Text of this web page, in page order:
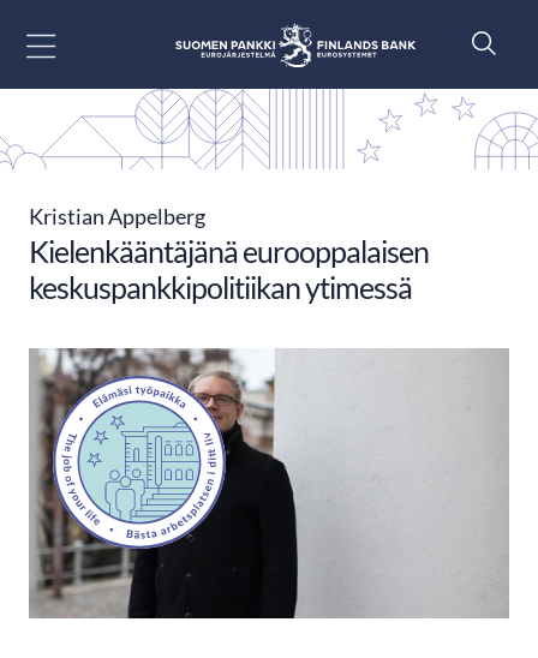
Kristian Appelberg
Kielenkääntäjänä eurooppalaisen
keskuspankkipolitiikan ytimessä